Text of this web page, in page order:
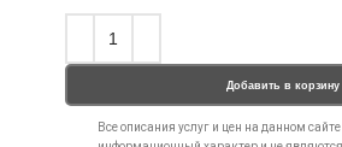
Добавить в корзину
Все описания услуг и цен на данном